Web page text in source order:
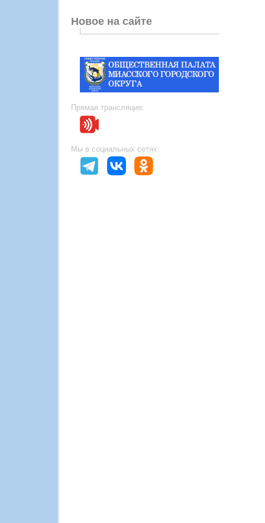
Новое на сайте
Прямая трансляция:
Мы в социальных сетях: